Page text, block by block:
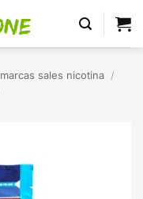
marcas sales nicotina /